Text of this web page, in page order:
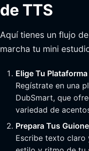
de TTS
Aquí tienes un flujo
marcha tu mini
Elige Tu
Regístrate en una
DubSmart, que
variedad de
Prepara Tus
Escribe texto claro